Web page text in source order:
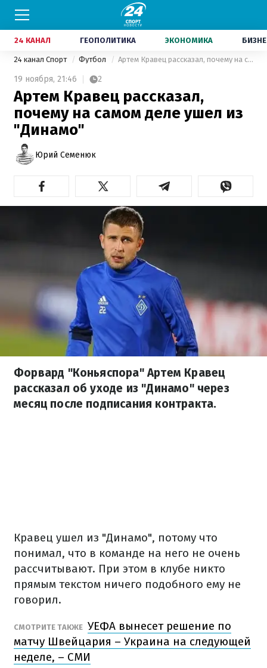
24 КАНАЛ ГЕОПОЛИТИКА ЭКОНОМИКА
24 канал Спорт Футбол Артем Кравец рассказал, почему на самом деле ушел из "Динамо"
19 ноября, 21:46 2
Артем Кравец рассказал,
почему на самом деле ушел из
"Динамо"
Юрий Семенюк
Форвард "Коньяспора" Артем Кравец
рассказал об уходе из "Динамо" через
месяц после подписания контракта.
Кравец ушел из "Динамо", потому что
понимал, что в команде на него не очень
рассчитывают. При этом в клубе никто
прямым текстом ничего подобного ему не
говорил.
СМОТРИТЕ ТАКЖЕ УЕФА вынесет решение по
матчу Швейцария – Украина на следующей
неделе, – СМИ